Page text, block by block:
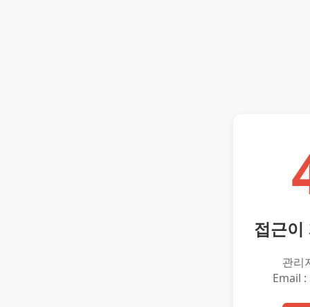
접근이
관리
Email